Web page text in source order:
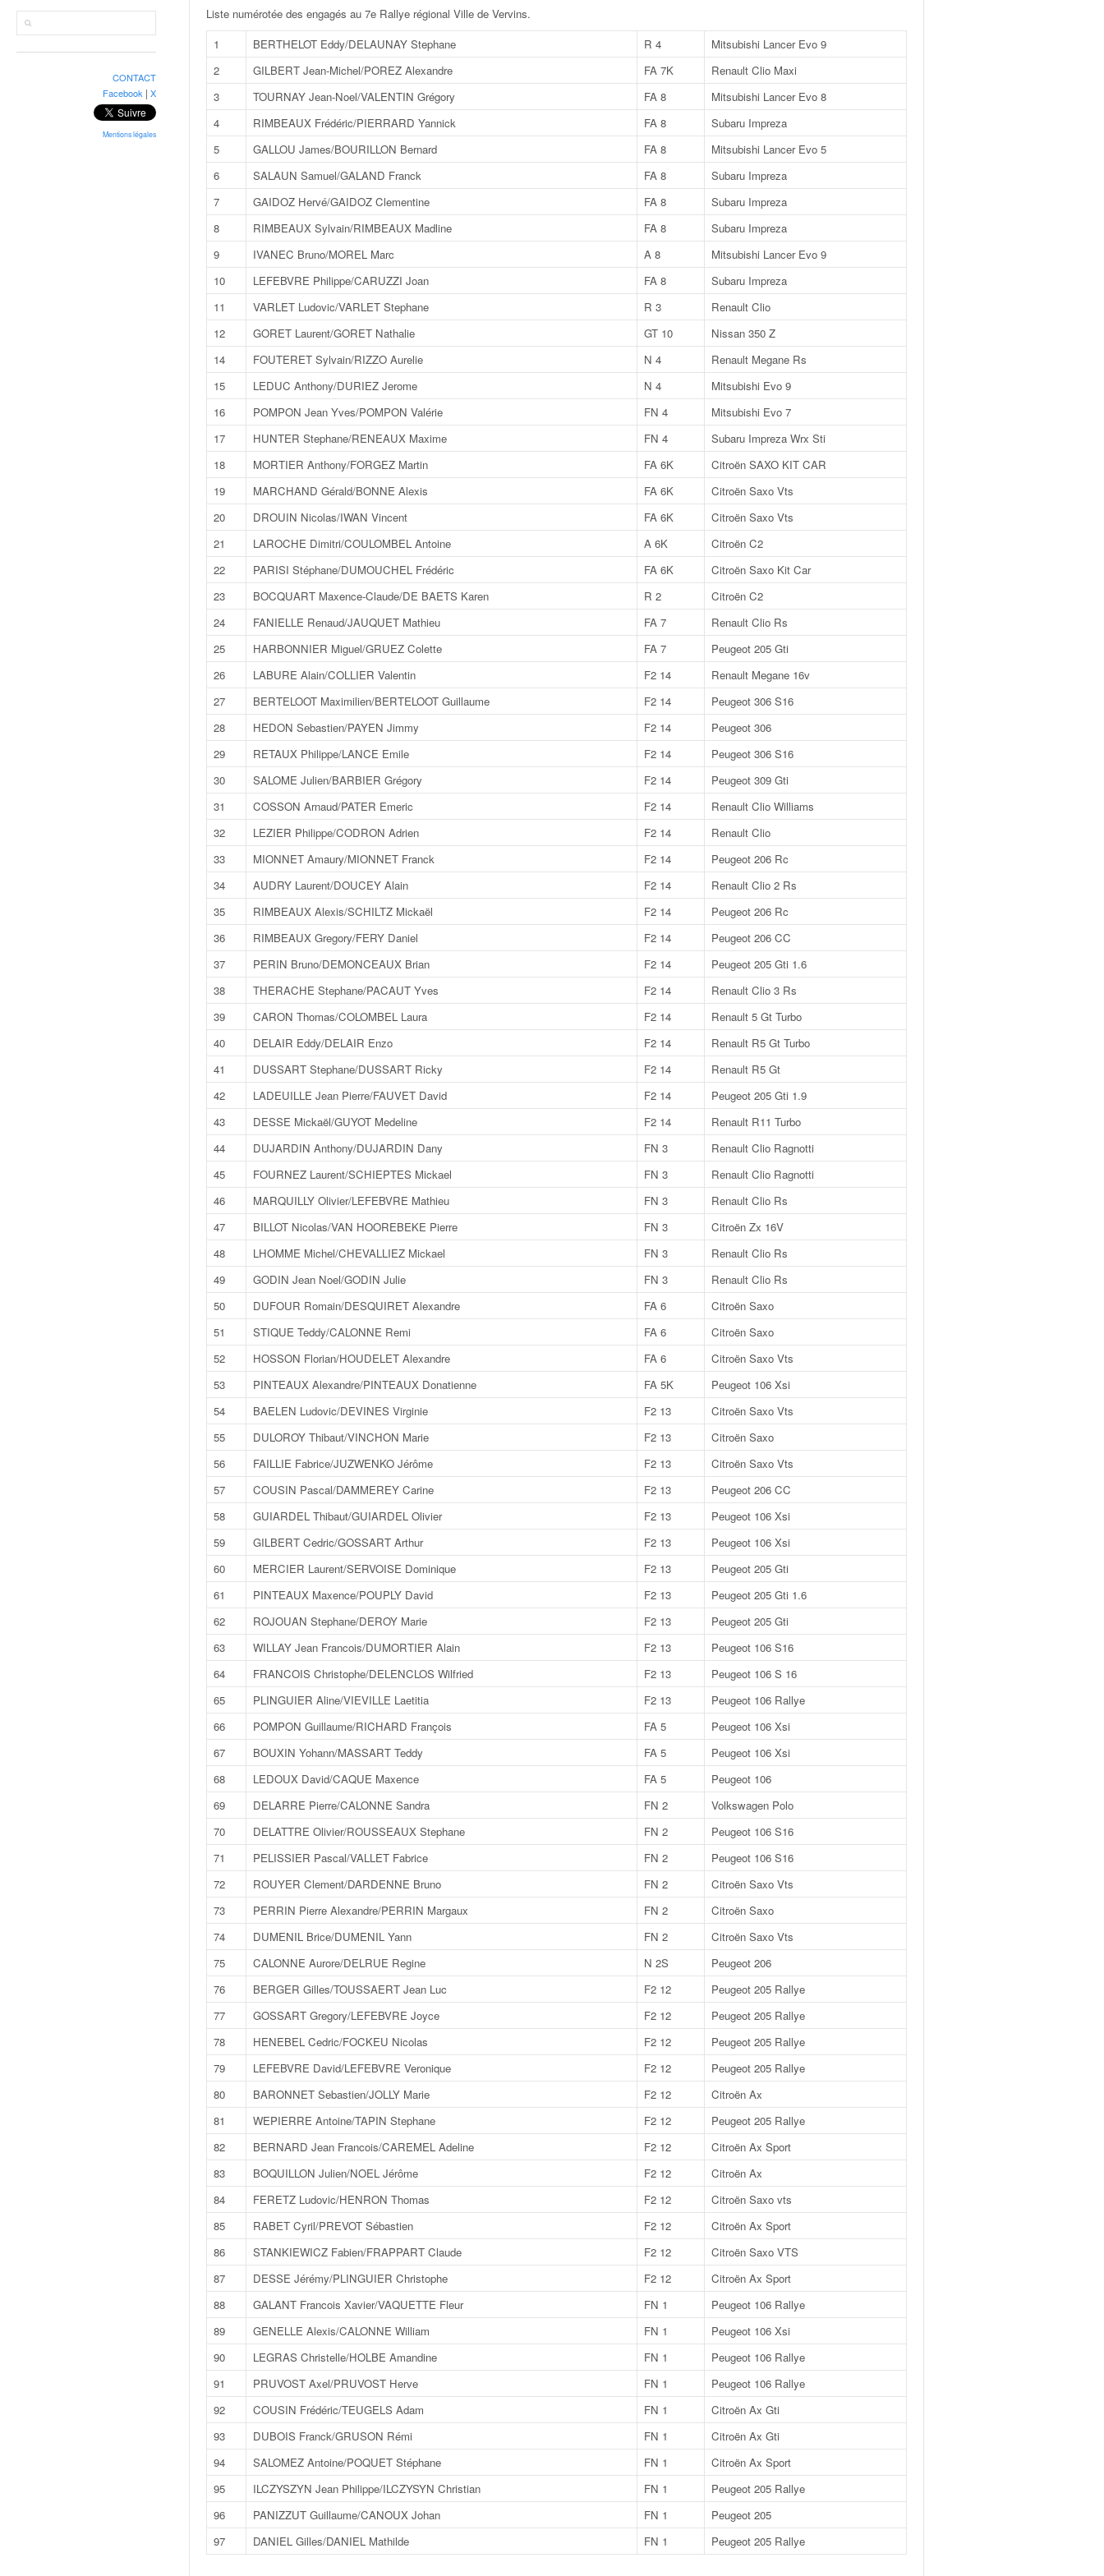
CONTACT
Facebook | X
Mentions légales
Liste numérotée des engagés au 7e Rallye régional Ville de Vervins.
1
BERTHELOT Eddy/DELAUNAY Stephane R 4
Mitsubishi Lancer Evo 9
2
GILBERT Jean-Michel/POREZ Alexandre FA 7K
Renault Clio Maxi
3
TOURNAY Jean-Noel/VALENTIN Grégory FA 8
Mitsubishi Lancer Evo 8
4
RIMBEAUX Frédéric/PIERRARD Yannick FA 8
Subaru Impreza
5
GALLOU James/BOURILLON Bernard FA 8
Mitsubishi Lancer Evo 5
6
SALAUN Samuel/GALAND Franck FA 8
Subaru Impreza
7
GAIDOZ Hervé/GAIDOZ Clementine FA 8
Subaru Impreza
8
RIMBEAUX Sylvain/RIMBEAUX Madline FA 8
Subaru Impreza
9
IVANEC Bruno/MOREL Marc A 8
Mitsubishi Lancer Evo 9
10
LEFEBVRE Philippe/CARUZZI Joan FA 8
Subaru Impreza
11
VARLET Ludovic/VARLET Stephane R 3
Renault Clio
12
GORET Laurent/GORET Nathalie GT 10
Nissan 350 Z
14
FOUTERET Sylvain/RIZZO Aurelie N 4
Renault Megane Rs
15
LEDUC Anthony/DURIEZ Jerome N 4
Mitsubishi Evo 9
16
POMPON Jean Yves/POMPON Valérie FN 4
Mitsubishi Evo 7
17
HUNTER Stephane/RENEAUX Maxime FN 4
Subaru Impreza Wrx Sti
18
MORTIER Anthony/FORGEZ Martin FA 6K
Citroën SAXO KIT CAR
19
MARCHAND Gérald/BONNE Alexis FA 6K
Citroën Saxo Vts
20
DROUIN Nicolas/IWAN Vincent FA 6K
Citroën Saxo Vts
21
LAROCHE Dimitri/COULOMBEL Antoine A 6K
Citroën C2
22
PARISI Stéphane/DUMOUCHEL Frédéric FA 6K
Citroën Saxo Kit Car
23
BOCQUART Maxence-Claude/DE BAETS Karen R 2
Citroën C2
24
FANIELLE Renaud/JAUQUET Mathieu FA 7
Renault Clio Rs
25
HARBONNIER Miguel/GRUEZ Colette FA 7
Peugeot 205 Gti
26
LABURE Alain/COLLIER Valentin F2 14
Renault Megane 16v
27
BERTELOOT Maximilien/BERTELOOT Guillaume F2 14
Peugeot 306 S16
28
HEDON Sebastien/PAYEN Jimmy F2 14
Peugeot 306
29
RETAUX Philippe/LANCE Emile F2 14
Peugeot 306 S16
30
SALOME Julien/BARBIER Grégory F2 14
Peugeot 309 Gti
31
COSSON Arnaud/PATER Emeric F2 14
Renault Clio Williams
32
LEZIER Philippe/CODRON Adrien F2 14
Renault Clio
33
MIONNET Amaury/MIONNET Franck F2 14
Peugeot 206 Rc
34
AUDRY Laurent/DOUCEY Alain F2 14
Renault Clio 2 Rs
35
RIMBEAUX Alexis/SCHILTZ Mickaël F2 14
Peugeot 206 Rc
36
RIMBEAUX Gregory/FERY Daniel F2 14
Peugeot 206 CC
37
PERIN Bruno/DEMONCEAUX Brian F2 14
Peugeot 205 Gti 1.6
38
THERACHE Stephane/PACAUT Yves F2 14
Renault Clio 3 Rs
39
CARON Thomas/COLOMBEL Laura F2 14
Renault 5 Gt Turbo
40
DELAIR Eddy/DELAIR Enzo F2 14
Renault R5 Gt Turbo
41
DUSSART Stephane/DUSSART Ricky F2 14
Renault R5 Gt
42
LADEUILLE Jean Pierre/FAUVET David F2 14
Peugeot 205 Gti 1.9
43
DESSE Mickaël/GUYOT Medeline F2 14
Renault R11 Turbo
44
DUJARDIN Anthony/DUJARDIN Dany FN 3
Renault Clio Ragnotti
45
FOURNEZ Laurent/SCHIEPTES Mickael FN 3
Renault Clio Ragnotti
46
MARQUILLY Olivier/LEFEBVRE Mathieu FN 3
Renault Clio Rs
47
BILLOT Nicolas/VAN HOOREBEKE Pierre FN 3
Citroën Zx 16V
48
LHOMME Michel/CHEVALLIEZ Mickael FN 3
Renault Clio Rs
49
GODIN Jean Noel/GODIN Julie FN 3
Renault Clio Rs
50
DUFOUR Romain/DESQUIRET Alexandre FA 6
Citroën Saxo
51
STIQUE Teddy/CALONNE Remi FA 6
Citroën Saxo
52
HOSSON Florian/HOUDELET Alexandre FA 6
Citroën Saxo Vts
53
PINTEAUX Alexandre/PINTEAUX Donatienne FA 5K
Peugeot 106 Xsi
54
BAELEN Ludovic/DEVINES Virginie F2 13
Citroën Saxo Vts
55
DULOROY Thibaut/VINCHON Marie F2 13
Citroën Saxo
56
FAILLIE Fabrice/JUZWENKO Jérôme F2 13
Citroën Saxo Vts
57
COUSIN Pascal/DAMMEREY Carine F2 13
Peugeot 206 CC
58
GUIARDEL Thibaut/GUIARDEL Olivier F2 13
Peugeot 106 Xsi
59
GILBERT Cedric/GOSSART Arthur F2 13
Peugeot 106 Xsi
60
MERCIER Laurent/SERVOISE Dominique F2 13
Peugeot 205 Gti
61
PINTEAUX Maxence/POUPLY David F2 13
Peugeot 205 Gti 1.6
62
ROJOUAN Stephane/DEROY Marie F2 13
Peugeot 205 Gti
63
WILLAY Jean Francois/DUMORTIER Alain F2 13
Peugeot 106 S16
64
FRANCOIS Christophe/DELENCLOS Wilfried F2 13
Peugeot 106 S 16
65
PLINGUIER Aline/VIEVILLE Laetitia F2 13
Peugeot 106 Rallye
66
POMPON Guillaume/RICHARD François FA 5
Peugeot 106 Xsi
67
BOUXIN Yohann/MASSART Teddy FA 5
Peugeot 106 Xsi
68
LEDOUX David/CAQUE Maxence FA 5
Peugeot 106
69
DELARRE Pierre/CALONNE Sandra FN 2
Volkswagen Polo
70
DELATTRE Olivier/ROUSSEAUX Stephane FN 2
Peugeot 106 S16
71
PELISSIER Pascal/VALLET Fabrice FN 2
Peugeot 106 S16
72
ROUYER Clement/DARDENNE Bruno FN 2
Citroën Saxo Vts
73
PERRIN Pierre Alexandre/PERRIN Margaux FN 2
Citroën Saxo
74
DUMENIL Brice/DUMENIL Yann FN 2
Citroën Saxo Vts
75
CALONNE Aurore/DELRUE Regine N 2S
Peugeot 206
76
BERGER Gilles/TOUSSAERT Jean Luc F2 12
Peugeot 205 Rallye
77
GOSSART Gregory/LEFEBVRE Joyce F2 12
Peugeot 205 Rallye
78
HENEBEL Cedric/FOCKEU Nicolas F2 12
Peugeot 205 Rallye
79
LEFEBVRE David/LEFEBVRE Veronique F2 12
Peugeot 205 Rallye
80
BARONNET Sebastien/JOLLY Marie F2 12
Citroën Ax
81
WEPIERRE Antoine/TAPIN Stephane F2 12
Peugeot 205 Rallye
82
BERNARD Jean Francois/CAREMEL Adeline F2 12
Citroën Ax Sport
83
BOQUILLON Julien/NOEL Jérôme F2 12
Citroën Ax
84
FERETZ Ludovic/HENRON Thomas F2 12
Citroën Saxo vts
85
RABET Cyril/PREVOT Sébastien F2 12
Citroën Ax Sport
86
STANKIEWICZ Fabien/FRAPPART Claude F2 12
Citroën Saxo VTS
87
DESSE Jérémy/PLINGUIER Christophe F2 12
Citroën Ax Sport
88
GALANT Francois Xavier/VAQUETTE Fleur FN 1
Peugeot 106 Rallye
89
GENELLE Alexis/CALONNE William FN 1
Peugeot 106 Xsi
90
LEGRAS Christelle/HOLBE Amandine FN 1
Peugeot 106 Rallye
91
PRUVOST Axel/PRUVOST Herve FN 1
Peugeot 106 Rallye
92
COUSIN Frédéric/TEUGELS Adam FN 1
Citroën Ax Gti
93
DUBOIS Franck/GRUSON Rémi FN 1
Citroën Ax Gti
94
SALOMEZ Antoine/POQUET Stéphane FN 1
Citroën Ax Sport
95
ILCZYSZYN Jean Philippe/ILCZYSYN Christian FN 1
Peugeot 205 Rallye
96
PANIZZUT Guillaume/CANOUX Johan FN 1
Peugeot 205
97
DANIEL Gilles/DANIEL Mathilde FN 1 Peugeot 205 Rallye